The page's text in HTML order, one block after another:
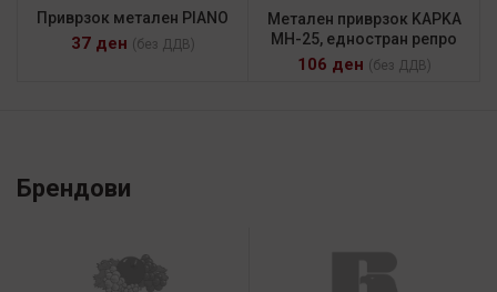
Приврзок метален PIANO
37 ден (без ДДВ)
Метален приврзок KAPKA
MH-25, едностран репро
106 ден (без ДДВ)
Брендови